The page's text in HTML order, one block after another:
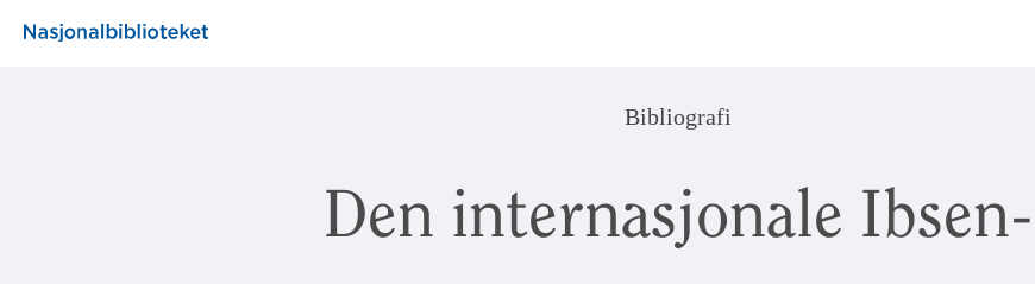
Bibliografi
Den internasjonale Ibsen-